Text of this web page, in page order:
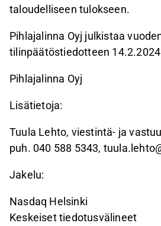
taloudelliseen tulokseen.
Pihlajalinna Oyj julkistaa
tilinpäätöstiedotteen
Pihlajalinna Oyj
Lisätietoja:
Tuula Lehto, viestintä- ja
puh. 040 588 5343,
Jakelu:
Nasdaq Helsinki
Keskeiset tiedotusvälineet